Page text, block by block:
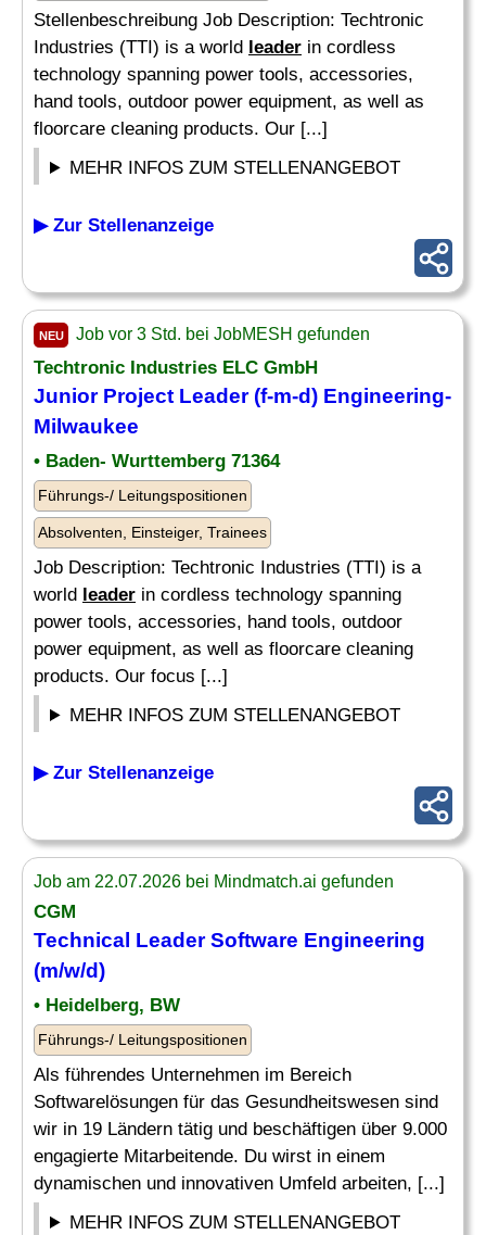
Stellenbeschreibung Job Description: Techtronic
Industries (TTI) is a world leader in cordless
technology spanning power tools, accessories,
hand tools, outdoor power equipment, as well as
floorcare cleaning products. Our [...]
MEHR INFOS ZUM STELLENANGEBOT
▶ Zur Stellenanzeige
NEU Job vor 3 Std. bei JobMESH gefunden
Techtronic Industries ELC GmbH
Junior Project Leader(f-m-d) Engineering-
Milwaukee
• Baden- Wurttemberg 71364
Führungs-/ Leitungspositionen
Absolventen, Einsteiger, Trainees
Job Description: Techtronic Industries (TTI) is a
world leader in cordless technology spanning
power tools, accessories, hand tools, outdoor
power equipment, as well as floorcare cleaning
products. Our focus [...]
MEHR INFOS ZUM STELLENANGEBOT
▶ Zur Stellenanzeige
Job am 22.07.2026 bei Mindmatch.ai gefunden
CGM
Technical LeaderSoftware Engineering
(m/w/d)
• Heidelberg, BW
Führungs-/ Leitungspositionen
Als führendes Unternehmen im Bereich
Softwarelösungen für das Gesundheitswesen sind
wir in 19 Ländern tätig und beschäftigen über 9.000
engagierte Mitarbeitende. Du wirst in einem
dynamischen und innovativen Umfeld arbeiten, [...]
MEHR INFOS ZUM STELLENANGEBOT